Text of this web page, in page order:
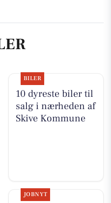
BILER
10 dyreste biler til
salg i nærheden af
Skive Kommune
JOBNYT